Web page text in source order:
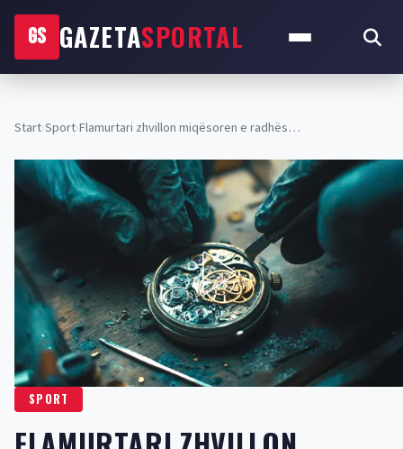
GS GAZETASPORTAL
Start›Sport›Flamurtari zhvillon miqësoren e radhës…
SPORT